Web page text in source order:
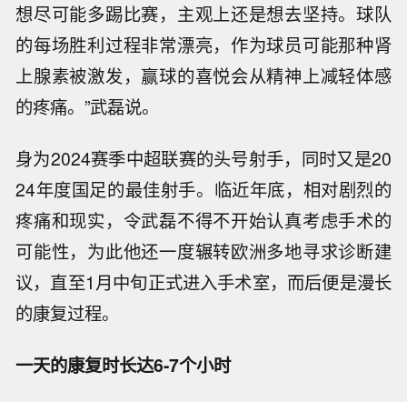
想尽可能多踢比赛，主观上还是想去坚持。球队
的每场胜利过程非常漂亮，作为球员可能那种肾
上腺素被激发，赢球的喜悦会从精神上减轻体感
的疼痛。”武磊说。
身为2024赛季中超联赛的头号射手，同时又是20
24年度国足的最佳射手。临近年底，相对剧烈的
疼痛和现实，令武磊不得不开始认真考虑手术的
可能性，为此他还一度辗转欧洲多地寻求诊断建
议，直至1月中旬正式进入手术室，而后便是漫长
的康复过程。
一天的康复时长达6-7个小时